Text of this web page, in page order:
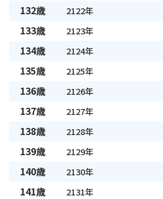
132歳 2122年
133歳 2123年
134歳 2124年
135歳 2125年
136歳 2126年
137歳 2127年
138歳 2128年
139歳 2129年
140歳 2130年
141歳 2131年